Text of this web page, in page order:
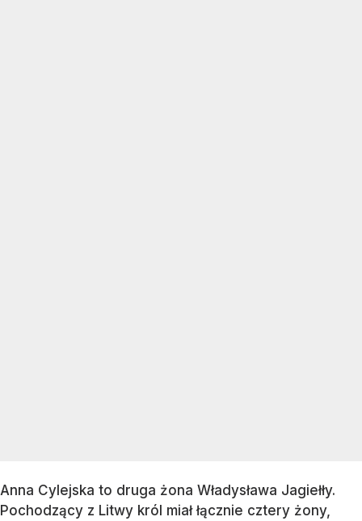
Anna Cylejska to druga żona Władysława Jagiełły.
Pochodzący z Litwy król miał łącznie cztery żony,